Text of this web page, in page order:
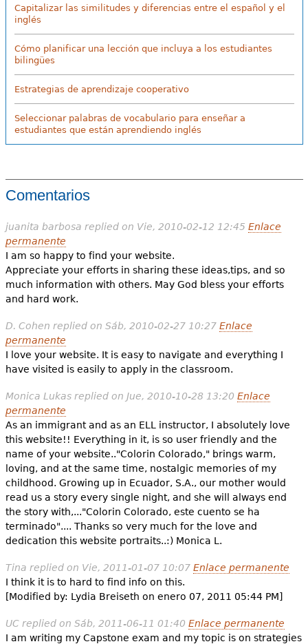
Capitalizar las similitudes y diferencias entre el español y el
inglés
Cómo planificar una lección que incluya a los estudiantes
bilingües
Estrategias de aprendizaje cooperativo
Seleccionar palabras de vocabulario para enseñar a
estudiantes que están aprendiendo inglés
Comentarios
juanita barbosa replied on Vie, 2010-02-12 12:45 Enlace
permanente
I am so happy to find your website.
Appreciate your efforts in sharing these ideas,tips, and so
much information with others. May God bless your efforts
and hard work.
D. Cohen replied on Sáb, 2010-02-27 10:27 Enlace
permanente
I love your website. It is easy to navigate and everything I
have visited is easily to apply in the classroom.
Monica Lukasreplied on Jue, 2010-10-28 13:20 Enlace
permanente
As an immigrant and as an ELL instructor, I absolutely love
this website!! Everything in it, is so user friendly and the
name of your website.."Colorin Colorado," brings warm,
loving, and at the same time, nostalgic memories of my
childhood. Growing up in Ecuador, S.A., our mother would
read us a story every single night, and she will always end
the story with,..."Colorin Colorado, este cuento se ha
terminado".... Thanks so very much for the love and
dedication this website portraits..:) Monica L.
Tina replied on Vie, 2011-01-07 10:07 Enlace permanente
I think it is to hard to find info on this.
[Modified by: Lydia Breiseth on enero 07, 2011 05:44 PM]
UCreplied on Sáb, 2011-06-11 01:40 Enlace permanente
I am writing my Capstone exam and my topic is on strategies